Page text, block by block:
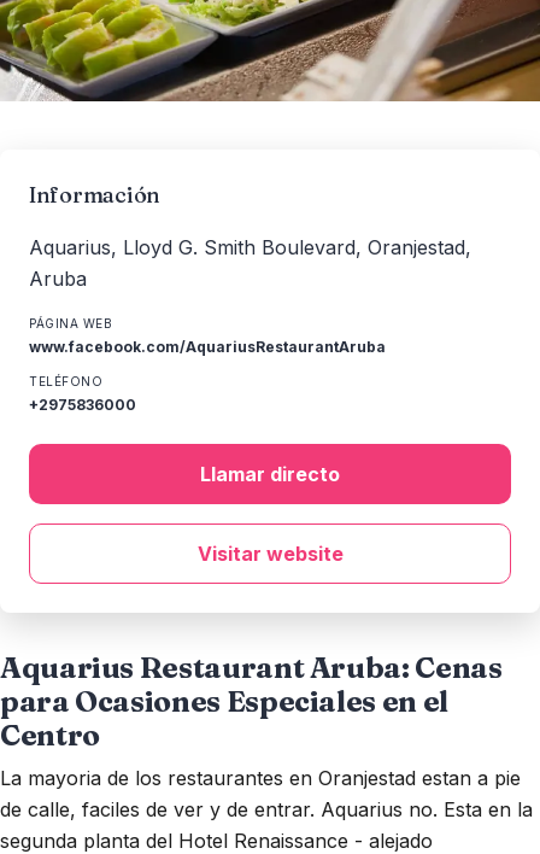
Aquarius Restaurant Aruba: Cenas
para Ocasiones Especiales en el
Centro
La mayoria de los restaurantes en Oranjestad estan a pie
de calle, faciles de ver y de entrar. Aquarius no. Esta en la
segunda planta del Hotel Renaissance - alejado
Información
Aquarius, Lloyd G. Smith Boulevard, Oranjestad,
Aruba
PÁGINA WEB
www.facebook.com/AquariusRestaurantAruba
TELÉFONO
+2975836000
Llamar directo
Visitar website